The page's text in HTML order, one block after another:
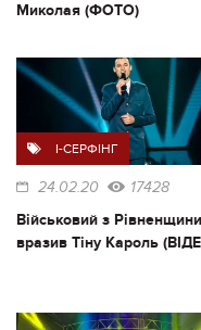
Миколая (ФОТО)
I-СЕРФІНГ
24.02.20 17428
Військовий з Рівненщини
вразив Тіну Кароль